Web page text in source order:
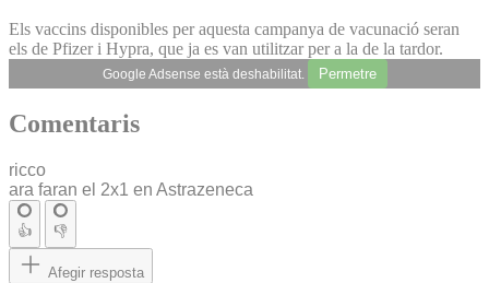
Els vaccins disponibles per aquesta campanya de vacunació seran
els de Pfizer i Hypra, que ja es van utilitzar per a la de la tardor.
Google Adsense està deshabilitat. Permetre
Comentaris
ricco
ara faran el 2x1 en Astrazeneca
👍 👎
Afegir resposta